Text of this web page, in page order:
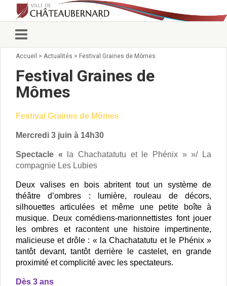
Vie municipale
Élus
Conseillers municipaux
Commissions 2026
Arrêtés du Maire
Services municipaux
Organigramme
Pour venir nous voir
État civil/élections/formalités
Services Techniques
C.C.A.S.
Affaires Scolaires
Vie associative
Police Municipale/règlementation
Cimetière/réglementation funéraire
Services en ligne
Accueil > Actualités > Festival Graines de Mômes
Festival Graines de
Mômes
Festival Graines de Mômes
Mercredi 3 juin à 14h30
Spectacle «
la Chachatatutu et le Phénix » »/ La
compagnie Les Lubies
Deux valises en bois abritent tout un système de
théâtre d’ombres : lumière, rouleau de décors,
silhouettes articulées et même une petite boîte à
musique. Deux comédiens-marionnettistes font jouer
les ombres et racontent une histoire impertinente,
malicieuse et drôle : « la Chachatatutu et le Phénix »
tantôt devant, tantôt derrière le castelet, en grande
proximité et complicité avec les spectateurs.
Dès 3 ans